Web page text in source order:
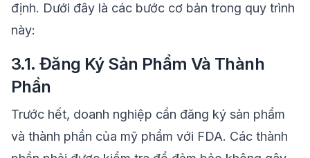
định. Dưới đây là các bước cơ bản trong quy trình
này:
3.1. Đăng Ký Sản Phẩm Và Thành
Phần
Trước hết, doanh nghiệp cần đăng ký sản phẩm
và thành phần của mỹ phẩm với FDA. Các thành